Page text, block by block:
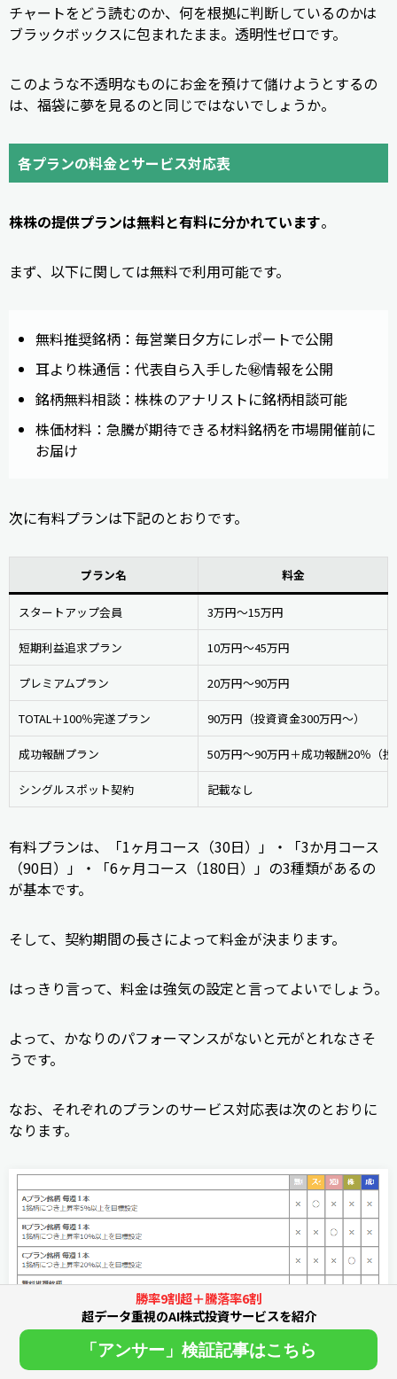
チャートをどう読むのか、何を根拠に判断しているのかは
ブラックボックスに包まれたまま。透明性ゼロです。
このような不透明なものにお金を預けて儲けようとするの
は、福袋に夢を見るのと同じではないでしょうか。
各プランの料金とサービス対応表
株株の提供プランは無料と有料に分かれています。
まず、以下に関しては無料で利用可能です。
無料推奨銘柄：毎営業日夕方にレポートで公開
耳より株通信：代表自ら入手した㊙情報を公開
銘柄無料相談：株株のアナリストに銘柄相談可能
株価材料：急騰が期待できる材料銘柄を市場開催前に
お届け
次に有料プランは下記のとおりです。
プラン名 料金
スタートアップ会員 3万円～15万円
短期利益追求プラン 10万円～45万円
プレミアムプラン 20万円～90万円
TOTAL＋100％完遂プラン 90万円（投資資金300万円～）
成功報酬プラン 50万円～90万円＋成功報酬20％（
シングルスポット契約 記載なし
有料プランは、「1ヶ月コース（30日）」・「3か月コース
（90日）」・「6ヶ月コース（180日）」の3種類があるの
が基本です。
そして、契約期間の長さによって料金が決まります。
はっきり言って、料金は強気の設定と言ってよいでしょう。
よって、かなりのパフォーマンスがないと元がとれなさそ
うです。
なお、それぞれのプランのサービス対応表は次のとおりに
なります。
勝率9割超＋騰落率6割
超データ重視のAI株式投資サービスを紹介
「アンサー」検証記事はこちら